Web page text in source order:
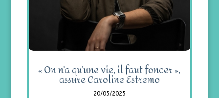
« On n’a qu’une vie, il faut foncer »,
assure Caroline Estremo
20/05/2025